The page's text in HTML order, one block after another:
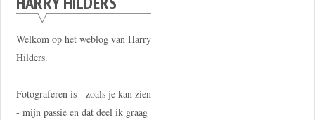
Welkom op het weblog van Harry
Hilders.
Fotograferen is - zoals je kan zien
- mijn passie en dat deel ik graag